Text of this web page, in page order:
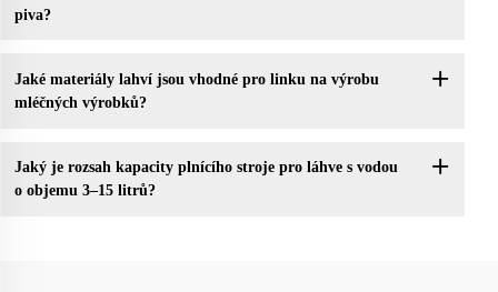
piva?
Jaké materiály lahví jsou vhodné pro linku na výrobu
mléčných výrobků?
Jaký je rozsah kapacity plnícího stroje pro láhve s vodou
o objemu 3–15 litrů?